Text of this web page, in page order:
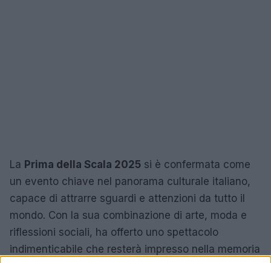
La Prima della Scala 2025 si è confermata come
un evento chiave nel panorama culturale italiano,
capace di attrarre sguardi e attenzioni da tutto il
mondo. Con la sua combinazione di arte, moda e
riflessioni sociali, ha offerto uno spettacolo
indimenticabile che resterà impresso nella memoria